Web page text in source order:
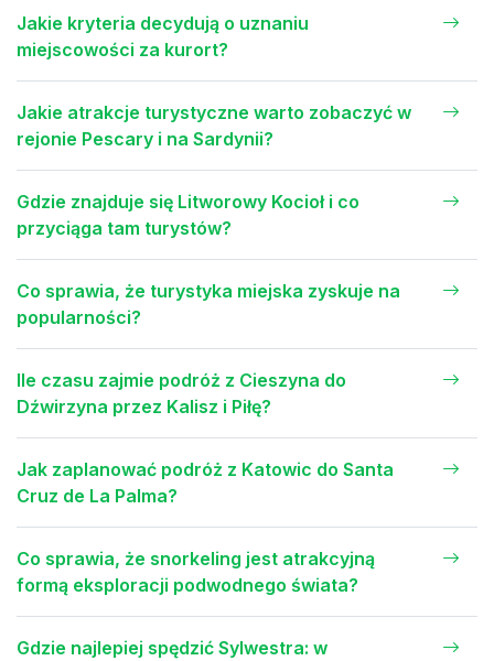
Jakie kryteria decydują o uznaniu
miejscowości za kurort?
Jakie atrakcje turystyczne warto zobaczyć w
rejonie Pescary i na Sardynii?
Gdzie znajduje się Litworowy Kocioł i co
przyciąga tam turystów?
Co sprawia, że turystyka miejska zyskuje na
popularności?
Ile czasu zajmie podróż z Cieszyna do
Dźwirzyna przez Kalisz i Piłę?
Jak zaplanować podróż z Katowic do Santa
Cruz de La Palma?
Co sprawia, że snorkeling jest atrakcyjną
formą eksploracji podwodnego świata?
Gdzie najlepiej spędzić Sylwestra: w